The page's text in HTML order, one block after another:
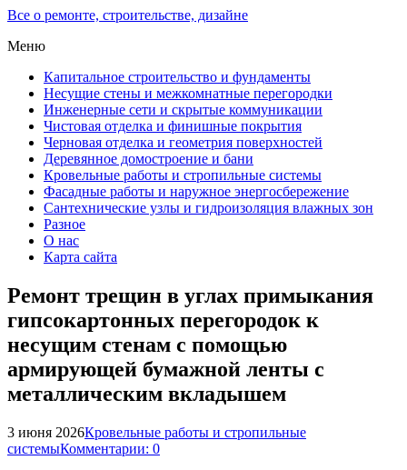
Все о ремонте, строительстве, дизайне
Меню
Капитальное строительство и фундаменты
Несущие стены и межкомнатные перегородки
Инженерные сети и скрытые коммуникации
Чистовая отделка и финишные покрытия
Черновая отделка и геометрия поверхностей
Деревянное домостроение и бани
Кровельные работы и стропильные системы
Фасадные работы и наружное энергосбережение
Сантехнические узлы и гидроизоляция влажных зон
Разное
О нас
Карта сайта
Ремонт трещин в углах примыкания
гипсокартонных перегородок к
несущим стенам с помощью
армирующей бумажной ленты с
металлическим вкладышем
3 июня 2026Кровельные работы и стропильные
системыКомментарии: 0